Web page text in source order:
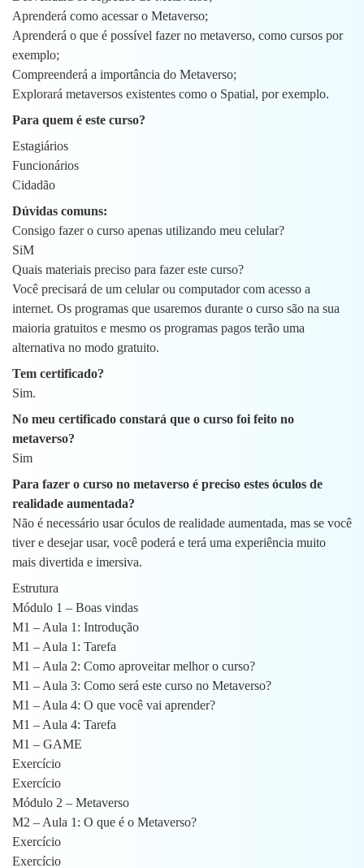
Aprenderá como acessar o Metaverso;
Aprenderá o que é possível fazer no metaverso, como cursos por
exemplo;
Compreenderá a importância do Metaverso;
Explorará metaversos existentes como o Spatial, por exemplo.
Para quem é este curso?
Estagiários
Funcionários
Cidadão
Dúvidas comuns:
Consigo fazer o curso apenas utilizando meu celular?
SiM
Quais materiais preciso para fazer este curso?
Você precisará de um celular ou computador com acesso a
internet. Os programas que usaremos durante o curso são na sua
maioria gratuitos e mesmo os programas pagos terão uma
alternativa no modo gratuito.
Tem certificado?
Sim.
No meu certificado constará que o curso foi feito no
metaverso?
Sim
Para fazer o curso no metaverso é preciso estes óculos de
realidade aumentada?
Não é necessário usar óculos de realidade aumentada, mas se você
tiver e desejar usar, você poderá e terá uma experiência muito
mais divertida e imersiva.
Estrutura
Módulo 1 – Boas vindas
M1 – Aula 1: Introdução
M1 – Aula 1: Tarefa
M1 – Aula 2: Como aproveitar melhor o curso?
M1 – Aula 3: Como será este curso no Metaverso?
M1 – Aula 4: O que você vai aprender?
M1 – Aula 4: Tarefa
M1 – GAME
Exercício
Exercício
Módulo 2 – Metaverso
M2 – Aula 1: O que é o Metaverso?
Exercício
Exercício